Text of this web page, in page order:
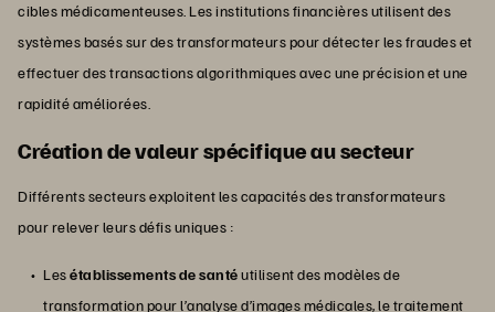
cibles médicamenteuses. Les institutions financières utilisent des
systèmes basés sur des transformateurs pour détecter les fraudes et
effectuer des transactions algorithmiques avec une précision et une
rapidité améliorées.
Création de valeur spécifique au secteur
Différents secteurs exploitent les capacités des transformateurs
pour relever leurs défis uniques :
Lesétablissements de santéutilisent des modèles de
transformation pour l’analyse d’images médicales, le traitement